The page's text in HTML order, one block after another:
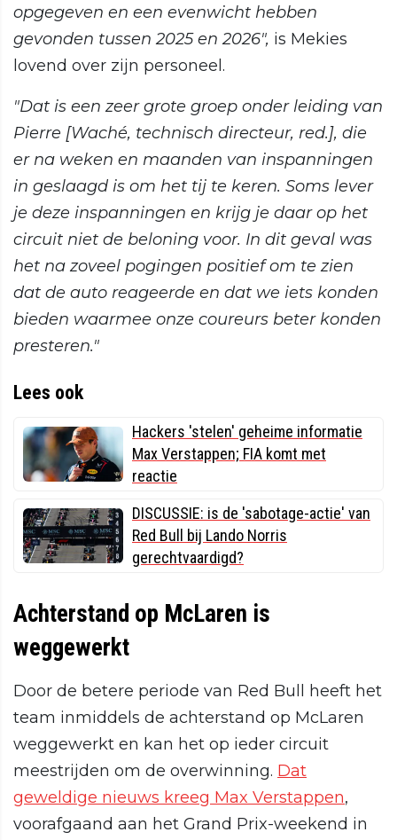
opgegeven en een evenwicht hebben
gevonden tussen 2025 en 2026", is Mekies
lovend over zijn personeel.
"Dat is een zeer grote groep onder leiding van
Pierre [Waché, technisch directeur, red.], die
er na weken en maanden van inspanningen
in geslaagd is om het tij te keren. Soms lever
je deze inspanningen en krijg je daar op het
circuit niet de beloning voor. In dit geval was
het na zoveel pogingen positief om te zien
dat de auto reageerde en dat we iets konden
bieden waarmee onze coureurs beter konden
presteren."
Lees ook
Hackers 'stelen' geheime informatie
Max Verstappen; FIA komt met
reactie
DISCUSSIE: is de 'sabotage-actie' van
Red Bull bij Lando Norris
gerechtvaardigd?
Achterstand op McLaren is
weggewerkt
Door de betere periode van Red Bull heeft het
team inmiddels de achterstand op McLaren
weggewerkt en kan het op ieder circuit
meestrijden om de overwinning. Dat
geweldige nieuws kreeg Max Verstappen,
voorafgaand aan het Grand Prix-weekend in